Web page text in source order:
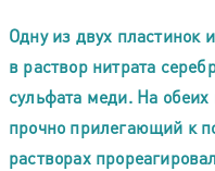
Одну из двух пластинок
в раствор нитрата
сульфата меди. На
прочно прилегающий к
растворах